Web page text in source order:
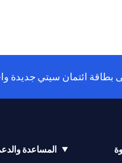
سيتي جديدة واحصل على عرض
المساعدة